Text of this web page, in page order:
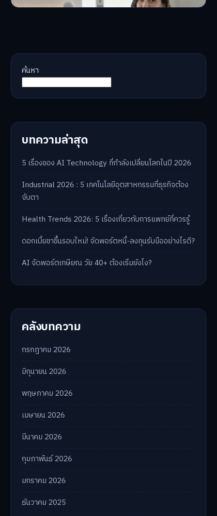
ค้นหา
บทความล่าสุด
5 เรื่องของ AI Technology ที่กำลังเปลี่ยนโลกในปี 2026
Industrial 2026 : 5 เทคโนโลยีอุตสาหกรรมที่ธุรกิจต้อง
จับตา
Health Trends 2026: 5 เรื่องเกี่ยวกับการแพทย์ที่ควรรู้
ดอกเบี้ยขาขึ้นรอบใหม่! จัดพอร์ตหนี้-ลงทุนรับมืออย่างไรดี?
AI จัดพอร์ตเกษียณ วัย 40+ ต้องเริ่มยังไง?
คลังบทความ
กรกฎาคม 2026
มิถุนายน 2026
พฤษภาคม 2026
เมษายน 2026
มีนาคม 2026
กุมภาพันธ์ 2026
มกราคม 2026
ธันวาคม 2025